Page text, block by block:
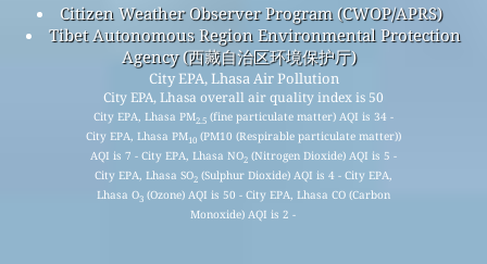
Citizen Weather Observer Program (CWOP/APRS)
Tibet Autonomous Region Environmental Protection
Agency (西藏自治区环境保护厅)
City EPA, Lhasa Air Pollution
City EPA, Lhasa overall air quality index is 50
City EPA, Lhasa PM2.5(fine particulate matter) AQI is 34 -
City EPA, Lhasa PM10(PM10 (Respirable particulate matter))
AQI is 7 - City EPA, Lhasa NO2(Nitrogen Dioxide) AQI is 5 -
City EPA, Lhasa SO2(Sulphur Dioxide) AQI is 4 - City EPA,
Lhasa O3(Ozone) AQI is 50 - City EPA, Lhasa CO (Carbon
Monoxide) AQI is 2 -